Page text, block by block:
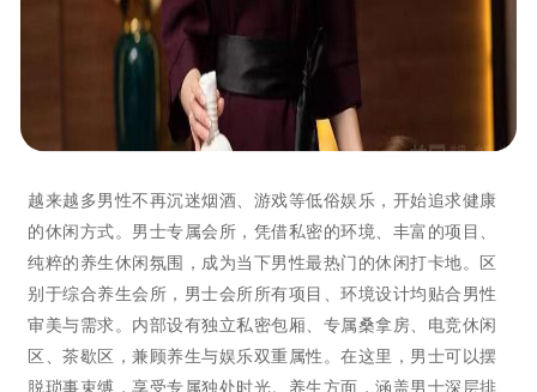
越来越多男性不再沉迷烟酒、游戏等低俗娱乐，开始追求健康
的休闲方式。男士专属会所，凭借私密的环境、丰富的项目、
纯粹的养生休闲氛围，成为当下男性最热门的休闲打卡地。区
别于综合养生会所，男士会所所有项目、环境设计均贴合男性
审美与需求。内部设有独立私密包厢、专属桑拿房、电竞休闲
区、茶歇区，兼顾养生与娱乐双重属性。在这里，男士可以摆
脱琐事束缚，享受专属独处时光。养生方面，涵盖男士深层排